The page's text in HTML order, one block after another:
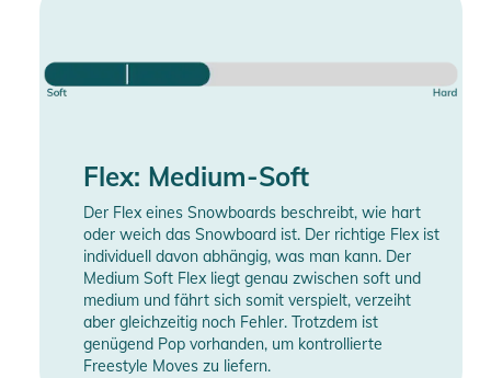
Flex: Medium-Soft
Der Flex eines Snowboards beschreibt, wie hart
oder weich das Snowboard ist. Der richtige Flex ist
individuell davon abhängig, was man kann. Der
Medium Soft Flex liegt genau zwischen soft und
medium und fährt sich somit verspielt, verzeiht
aber gleichzeitig noch Fehler. Trotzdem ist
genügend Pop vorhanden, um kontrollierte
Freestyle Moves zu liefern.